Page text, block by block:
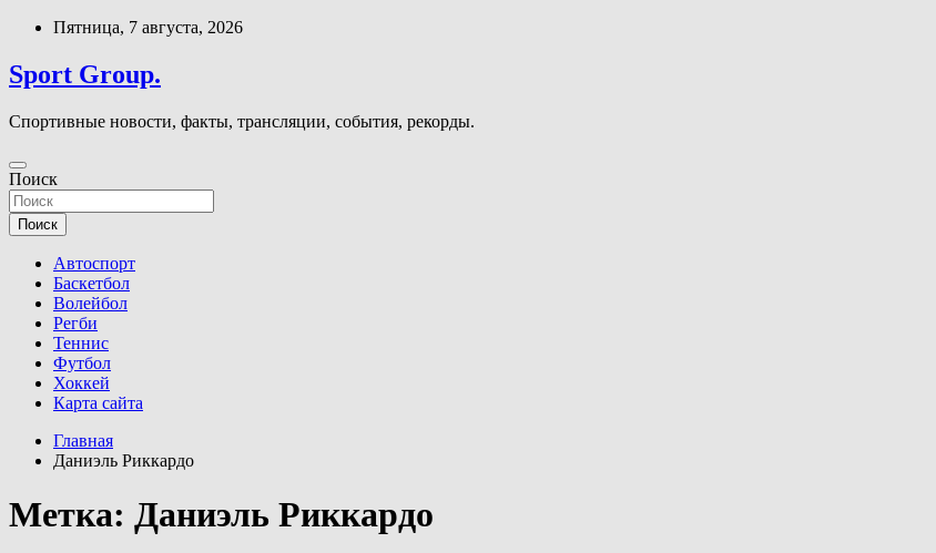
Перейти
содержимому
Пятница, 7 августа, 2026
Sport Group.
Спортивные новости, факты, трансляции, события, рекорды.
Поиск
Поиск
Автоспорт
Баскетбол
Волейбол
Регби
Теннис
Футбол
Хоккей
Карта сайта
Главная
Даниэль Риккардо
Метка: Даниэль Риккардо